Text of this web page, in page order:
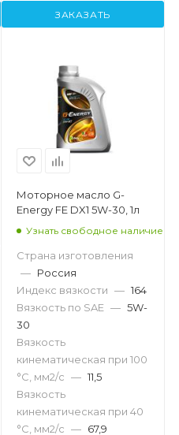
ЗАКАЗАТЬ
Моторное масло G-
Energy FE DX1 5W-30, 1л
Узнать свободное наличие
Страна изготовления
— Россия
Индекс вязкости — 164
Вязкость по SAE — 5W-
30
Вязкость
кинематическая при 100
°С, мм2/с — 11,5
Вязкость
кинематическая при 40
°С, мм2/с — 67,9